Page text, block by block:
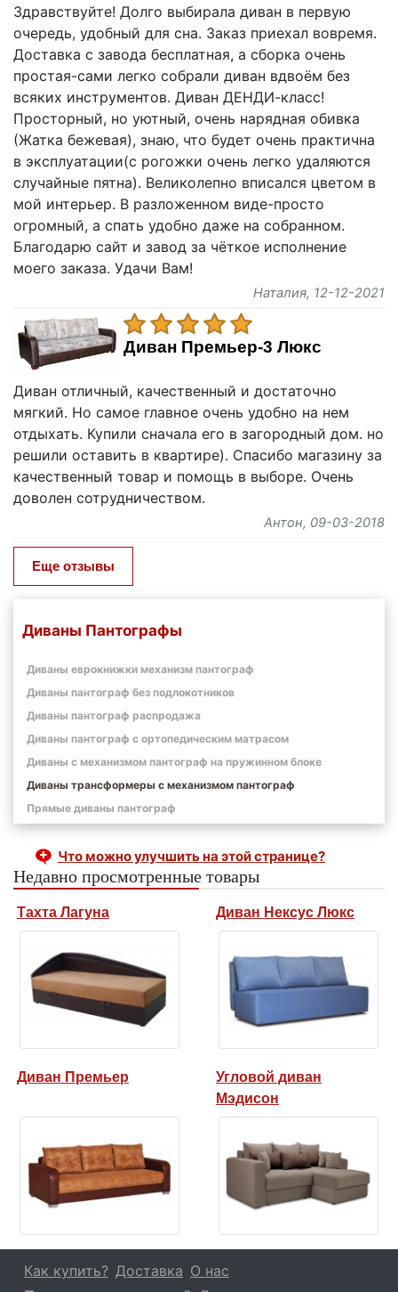
Диваны Пантографы
Диваны еврокнижки механизм пантограф
Диваны пантограф без подлокотников
Диваны пантограф распродажа
Диваны пантограф с ортопедическим матрасом
Диваны с механизмом пантограф на пружинном блоке
Диваны трансформеры с механизмом пантограф
Прямые диваны пантограф
Здравствуйте! Долго выбирала диван в первую
очередь, удобный для сна. Заказ приехал вовремя.
Доставка с завода бесплатная, а сборка очень
простая-сами легко собрали диван вдвоём без
всяких инструментов. Диван ДЕНДИ-класс!
Просторный, но уютный, очень нарядная обивка
(Жатка бежевая), знаю, что будет очень практична
в эксплуатации(с рогожки очень легко удаляются
случайные пятна). Великолепно вписался цветом в
мой интерьер. В разложенном виде-просто
огромный, а спать удобно даже на собранном.
Благодарю сайт и завод за чёткое исполнение
моего заказа. Удачи Вам!
Наталия, 12-12-2021
Диван Премьер-3 Люкс
Диван отличный, качественный и достаточно
мягкий. Но самое главное очень удобно на нем
отдыхать. Купили сначала его в загородный дом. но
решили оставить в квартире). Спасибо магазину за
качественный товар и помощь в выборе. Очень
доволен сотрудничеством.
Антон, 09-03-2018
Еще отзывы
Что можно улучшить на этой странице?
Недавно просмотренные товары
Тахта Лагуна Диван Нексус Люкс
Диван Премьер
Угловой диван
Мэдисон
Как купить? Доставка О нас